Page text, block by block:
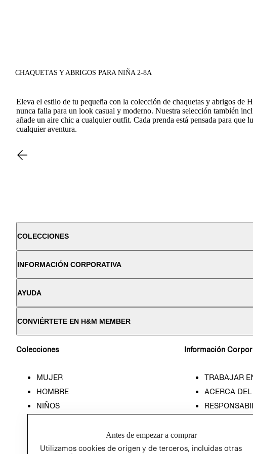
CHAQUETAS Y ABRIGOS PARA NIÑA 2-8A
Eleva el estilo de tu pequeña con la colección de chaquetas y abrigos de
nunca falla para un look casual y moderno. Nuestra selección también
añade un aire chic a cualquier outfit. Cada prenda está pensada para
cualquier aventura.
COLECCIONES
INFORMACIÓN CORPORATIVA
AYUDA
CONVIÉRTETE EN H&M MEMBER
Colecciones
MUJER
HOMBRE
NIÑOS
Información
TRABAJAR
ACERCA
RELACIÓN
POLÍTICA
Antes de empezar a comprar
Utilizamos cookies de origen y de terceros, incluidas otras